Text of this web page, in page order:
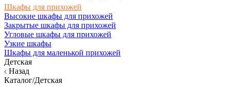
Шкафы для прихожей
Высокие шкафы для прихожей
Закрытые шкафы для прихожей
Угловые шкафы для прихожей
Узкие шкафы
Шкафы для маленькой прихожей
Детская
Назад
Каталог/Детская